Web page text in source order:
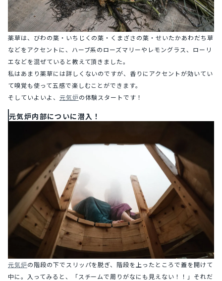
薬草は、びわの葉・いちじくの葉・くまざさの葉・せいたかあわだち草
などをアクセントに、ハーブ系のローズマリーやレモングラス、ローリ
エなどを混ぜていると教えて頂きました。
私はあまり薬草には詳しくないのですが、香りにアクセントが効いてい
て嗅覚も使って五感で楽しむことができます。
そしていよいよ、 元気炉の体験スタートです！
元気炉内部についに潜入！
元気炉の階段の下でスリッパを脱ぎ、階段を上ったところで蓋を開けて
中に。入ってみると、「スチームで周りがなにも見えない！！」それだ